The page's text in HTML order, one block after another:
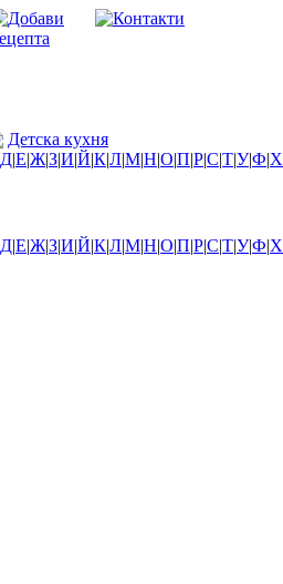
Детска кухня
Д|Е|Ж|З|И|Й|К|Л|М|Н|О|П|Р|С|Т|У|Ф|Х
Д|Е|Ж|З|И|Й|К|Л|М|Н|О|П|Р|С|Т|У|Ф|Х